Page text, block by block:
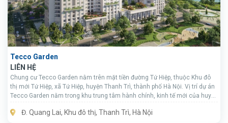
Tecco Garden
LIÊN HỆ
Chung cư Tecco Garden nằm trên mặt tiền đường Tứ Hiệp, thuộc Khu đô
thị mới Tứ Hiệp, xã Tứ Hiệp, huyện Thanh Trì, thành phố Hà Nội. Vị trí dự án
Tecco Garden nằm trong khu trung tâm hành chính, kinh tế mới của huyện
Đ. Quang Lai, Khu đô thị, Thanh Trì, Hà Nội